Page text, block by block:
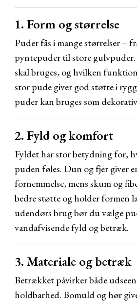
1. Form og størrelse
Puder fås i mange størrelser –
pyntepuder til store
skal bruges, og hvilken
stor pude giver god støtte i
puder kan bruges som
2. Fyld og komfort
Fyldet har stor betydning for,
puden føles. Dun og fjer giver
fornemmelse, mens skum og
bedre støtte og holder formen
udendørs brug bør du vælge
vandafvisende fyld og betræk.
3. Materiale og betræk
Betrækket påvirker både
holdbarhed. Bomuld og hør